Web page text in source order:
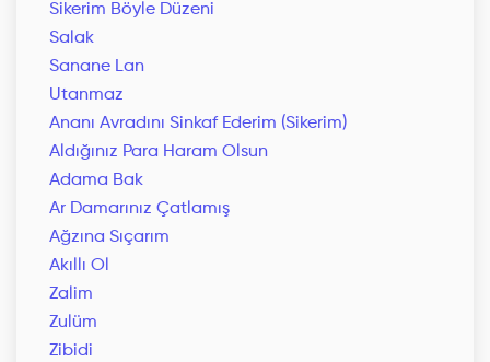
Sikerim Böyle Düzeni
Salak
Sanane Lan
Utanmaz
Ananı Avradını Sinkaf Ederim (Sikerim)
Aldığınız Para Haram Olsun
Adama Bak
Ar Damarınız Çatlamış
Ağzına Sıçarım
Akıllı Ol
Zalim
Zulüm
Zibidi